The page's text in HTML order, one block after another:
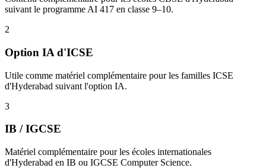
suivant le programme AI 417 en classe 9–10.
2
Option IA d'ICSE
Utile comme matériel complémentaire pour les familles ICSE
d'Hyderabad suivant l'option IA.
3
IB / IGCSE
Matériel complémentaire pour les écoles internationales
d'Hyderabad en IB ou IGCSE Computer Science.